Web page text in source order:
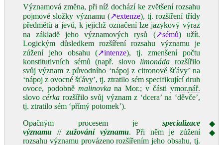
Významová změna, při níž dochází ke zvětšení rozsahu
pojmové složky významu (↗extenze), tj. rozšíření třídy
předmětů a jevů, k jejichž označení lze jazykový výraz
na základě jeho významových rysů (↗sémů) užít.
Logickým důsledkem rozšíření rozsahu významu je
zúžení jeho obsahu (↗intenze), tj. zmenšení počtu
konstitutivních sémů (např. slovo limonáda rozšířilo
svůj význam z původního ‘nápoj z citronové šťávy’ na
‘nápoj z ovocné šťávy’, tj. ztratilo sém specifikující druh
ovoce, podobně malinovkana Mor.; v části vmor.nář.
slovocérka rozšířilo svůj význam z ‘dcera’ na ‘děvče’,
tj. ztratilo sém ‘přímý potomek’).
Opačným procesem je specializace
významu //zužování významu. Při něm je zúžení
rozsahu významu provázeno rozšířením jeho obsahu, tj.
◆
◆